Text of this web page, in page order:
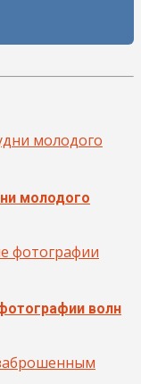
молодого
волн